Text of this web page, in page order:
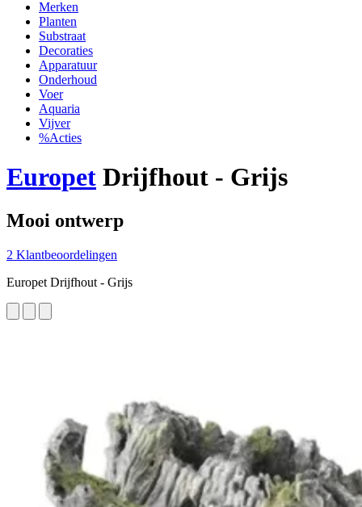
Merken
Planten
Substraat
Decoraties
Apparatuur
Onderhoud
Voer
Aquaria
Vijver
%Acties
Europet Drijfhout - Grijs
Mooi ontwerp
2 Klantbeoordelingen
Europet Drijfhout - Grijs